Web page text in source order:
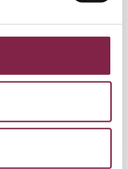
eller
en
kan se og føle
sprogbørn tre